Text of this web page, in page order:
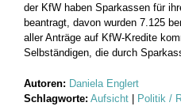
der KfW haben Sparkassen für
beantragt, davon wurden 7.125
aller Anträge auf KfW-Kredite
Selbständigen, die durch
Autoren: Daniela Englert
Schlagworte: Aufsicht | Politik /